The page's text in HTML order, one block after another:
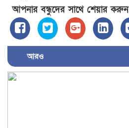
আপনার বন্ধুদের সাথে শেয়ার করুন
আরও